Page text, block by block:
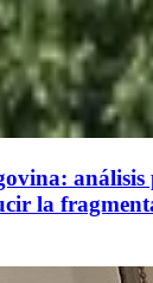
la